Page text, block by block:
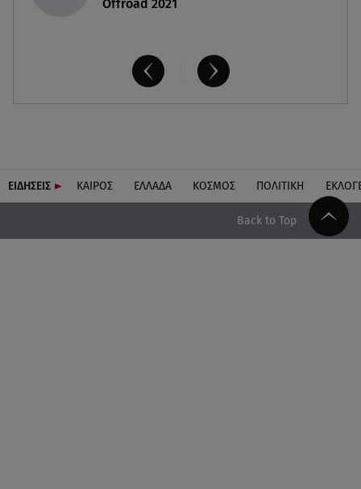
Offroad 2021
ΕΙΔΗΣΕΙΣ ΚΑΙΡΟΣ ΕΛΛΑΔΑ ΚΟΣΜΟΣ ΠΟΛΙΤΙΚΗ
Back to Top